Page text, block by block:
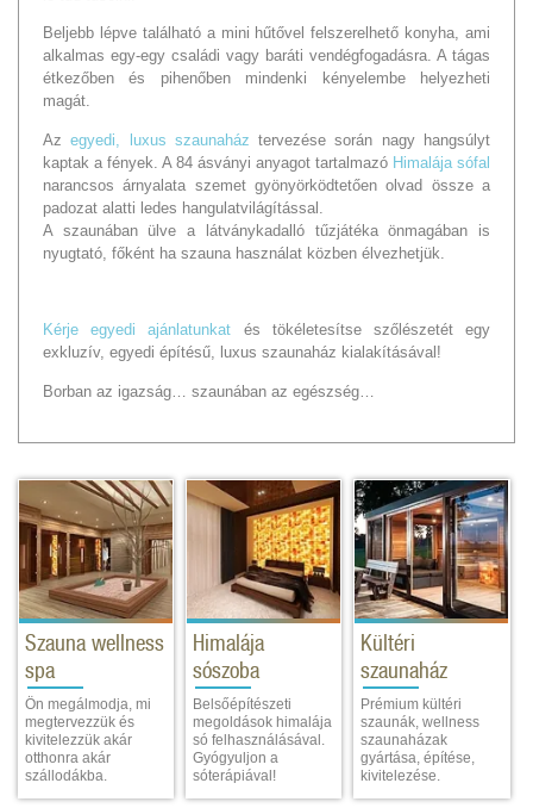
Beljebb lépve található a mini hűtővel felszerelhető konyha, ami
alkalmas egy-egy családi vagy baráti vendégfogadásra. A tágas
étkezőben és pihenőben mindenki kényelembe helyezheti
magát.
Azegyedi, luxus szaunaház tervezése során nagy hangsúlyt
kaptak a fények. A 84 ásványi anyagot tartalmazó Himalája sófal
narancsos árnyalata szemet gyönyörködtetően olvad össze a
padozat alatti ledes hangulatvilágítással.
A szaunában ülve a látványkadalló tűzjátéka önmagában is
nyugtató, főként ha szauna használat közben élvezhetjük.
Kérje egyedi ajánlatunkat és tökéletesítse szőlészetét egy
exkluzív, egyedi építésű, luxus szaunaház kialakításával!
Borban az igazság… szaunában az egészség…
Szauna wellness
spa
Ön megálmodja, mi
megtervezzük és
kivitelezzük akár
otthonra akár
szállodákba.
Himalája
sószoba
Belsőépítészeti
megoldások himalája
só felhasználásával.
Gyógyuljon a
sóterápiával!
Kültéri
szaunaház
Prémium kültéri
szaunák, wellness
szaunaházak
gyártása, építése,
kivitelezése.